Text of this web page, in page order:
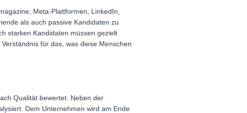
Meta-Plattformen, LinkedIn,
als auch passive Kandidaten zu
starken Kandidaten müssen gezielt
für das, was diese Menschen
Qualität bewertet. Neben der
Dem Unternehmen wird am Ende